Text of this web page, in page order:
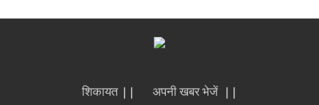
शिकायत || अपनी खबर भेजें ||